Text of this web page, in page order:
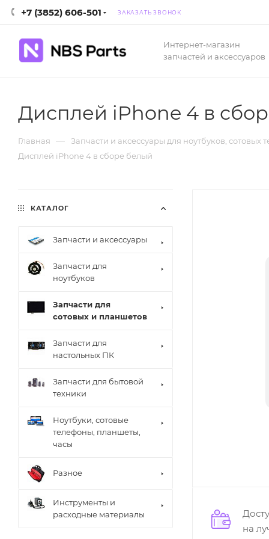
+7 (3852) 606-501 ЗАКАЗАТЬ ЗВОНОК
Интернет-магазин
запчастей и аксессуаров
Дисплей iPhone 4 в
Главная —
Запчасти и аксессуары для ноутбуков, сотовых
Дисплей iPhone 4 в сборе белый
на
КАТАЛОГ
Запчасти и аксессуары
Запчасти для
ноутбуков
Запчасти для
сотовых и планшетов
Запчасти для
настольных ПК
Запчасти для бытовой
техники
Ноутбуки, сотовые
телефоны, планшеты,
часы
Разное
Инструменты и
расходные материалы